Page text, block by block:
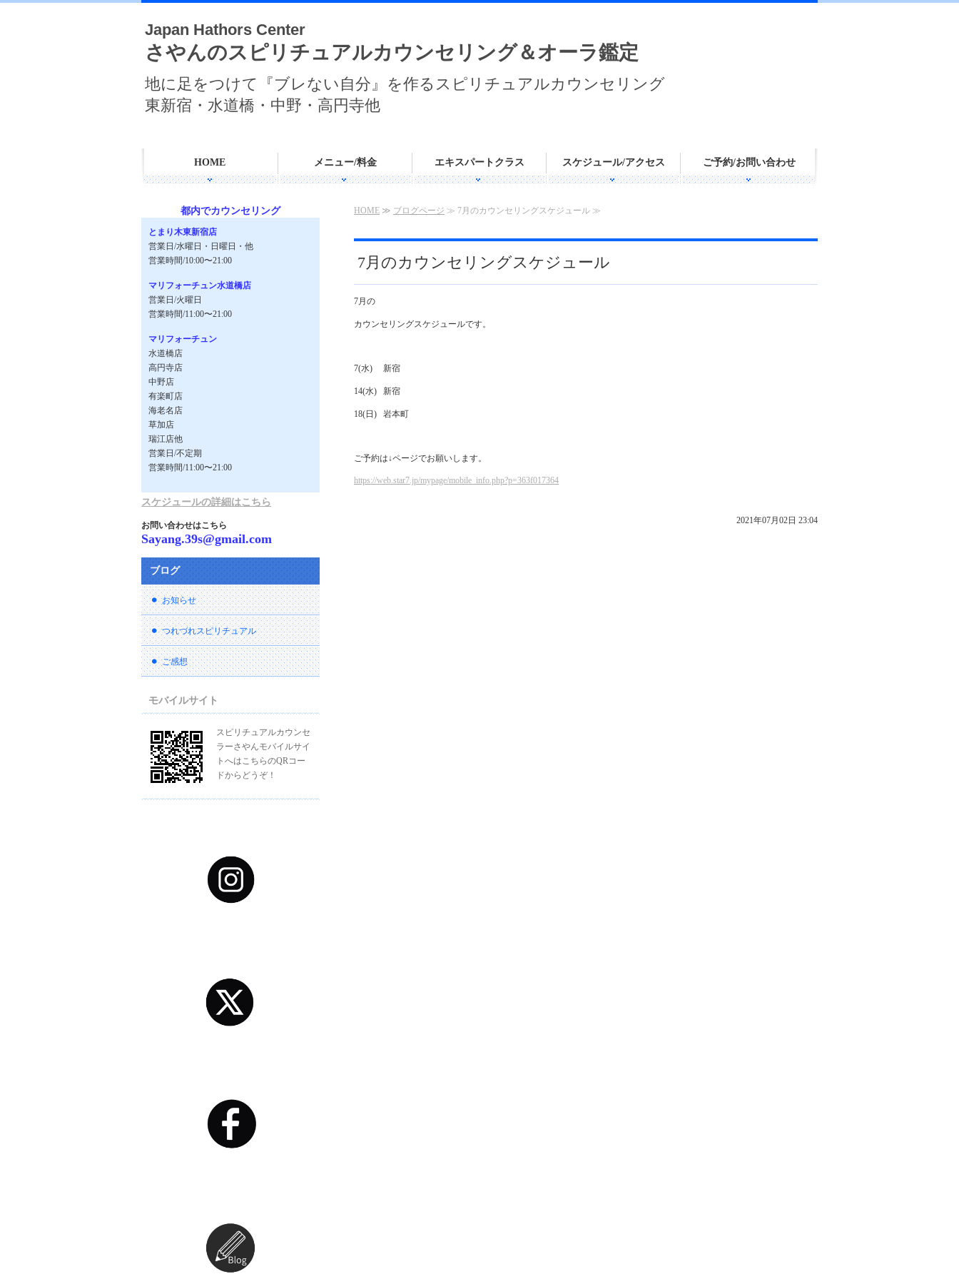
Japan Hathors Center
さやんのスピリチュアルカウンセリング＆オーラ鑑定
地に足をつけて『ブレない自分』を作るスピリチュアルカウンセリング
東新宿・水道橋・中野・高円寺他
HOME メニュー/料金 エキスパートクラス スケジュール/アクセス ご予約/お問い合わせ
HOME ≫ ブログページ ≫ 7月のカウンセリングスケジュール ≫
7月のカウンセリングスケジュール
7月の
カウンセリングスケジュールです。
7(水) 新宿
14(水) 新宿
18(日) 岩本町
ご予約は↓ページでお願いします。
https://web.star7.jp/mypage/mobile_info.php?p=363f017364
2021年07月02日 23:04
都内でカウンセリング
とまり木東新宿店
営業日/水曜日・日曜日・他
営業時間/10:00〜21:00
マリフォーチュン水道橋店
営業日/火曜日
営業時間/11:00〜21:00
マリフォーチュン
水道橋店
高円寺店
中野店
有楽町店
海老名店
草加店
瑞江店他
営業日/不定期
営業時間/11:00〜21:00
スケジュールの詳細はこちら
お問い合わせはこちら
Sayang.39s@gmail.com
ブログ
お知らせ
つれづれスピリチュアル
ご感想
モバイルサイト
スピリチュアルカウンセ
ラーさやんモバイルサイ
トへはこちらのQRコー
ドからどうぞ！